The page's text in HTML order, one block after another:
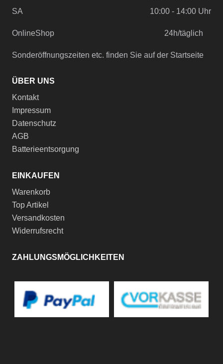
SA
10:00 - 14:00 Uhr
OnlineShop 24h/täglich
Sonderöffnungszeiten etc. finden Sie auf der Startseite
ÜBER UNS
Kontakt
Impressum
Datenschutz
AGB
Batterieentsorgung
EINKAUFEN
Warenkorb
Top Artikel
Versandkosten
Widerrufsrecht
ZAHLUNGSMÖGLICHKEITEN